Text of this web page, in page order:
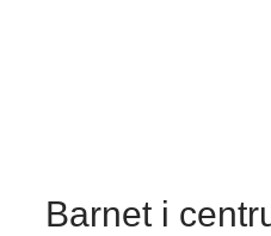
Barnet i